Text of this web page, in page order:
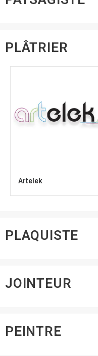
PLÂTRIER
Artelek
PLAQUISTE
JOINTEUR
PEINTRE